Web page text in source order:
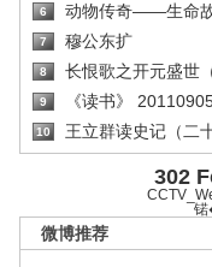
6 动物传奇——生命
7 穆公东扩
8 长恨歌之开元盛世
9 《读书》
10 王立群读史记（二
302
微博推荐